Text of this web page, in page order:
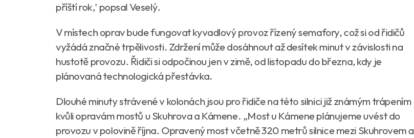
příští rok,' popsal Veselý.
V místech oprav bude fungovat kyvadlový provoz řízený semafory, což si od řidičů
vyžádá značné trpělivosti. Zdržení může dosáhnout až desítek minut v závislosti na
hustotě provozu. Řidiči si odpočinou jen v zimě, od listopadu do března, kdy je
plánovaná technologická přestávka.
Dlouhé minuty strávené v kolonách jsou pro řidiče na této silnici již známým trápením
kvůli opravám mostů u Skuhrova a Kámene. „Most u Kámene plánujeme uvést do
provozu v polovině října. Opravený most včetně 320 metrů silnice mezi Skuhrovem a